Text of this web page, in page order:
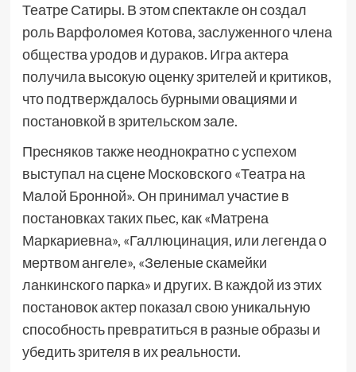
Театре Сатиры. В этом спектакле он создал
роль Варфоломея Котова, заслуженного члена
общества уродов и дураков. Игра актера
получила высокую оценку зрителей и критиков,
что подтверждалось бурными овациями и
постановкой в зрительском зале.
Пресняков также неоднократно с успехом
выступал на сцене Московского «Театра на
Малой Бронной». Он принимал участие в
постановках таких пьес, как «Матрена
Маркариевна», «Галлюцинация, или легенда о
мертвом ангеле», «Зеленые скамейки
ланкинского парка» и других. В каждой из этих
постановок актер показал свою уникальную
способность превратиться в разные образы и
убедить зрителя в их реальности.